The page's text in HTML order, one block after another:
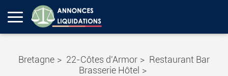
Bretagne > 22-Côtes d'Armor > Restaurant Bar
Brasserie Hôtel >